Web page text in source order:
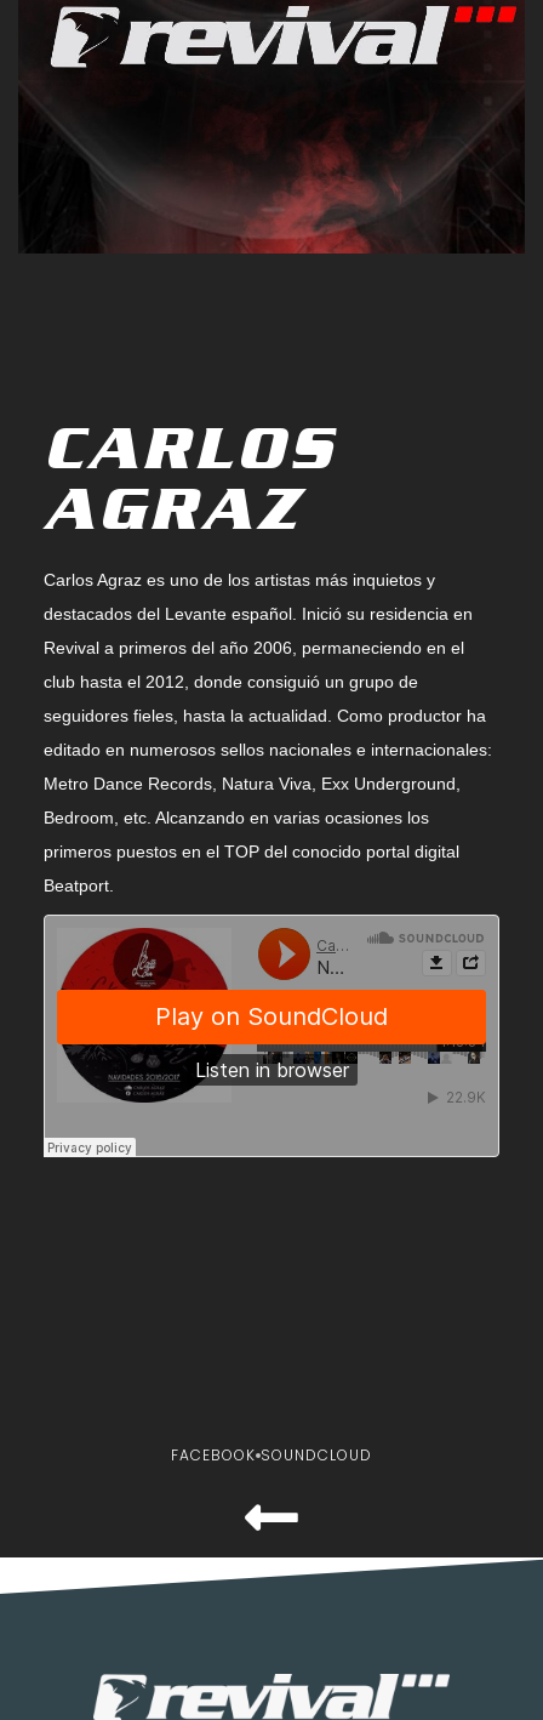
CARLOS
AGRAZ
Carlos Agraz es uno de los artistas más inquietos y
destacados del Levante español. Inició su residencia en
Revival a primeros del año 2006, permaneciendo en el
club hasta el 2012, donde consiguió un grupo de
seguidores fieles, hasta la actualidad. Como productor ha
editado en numerosos sellos nacionales e internacionales:
Metro Dance Records, Natura Viva, Exx Underground,
Bedroom, etc. Alcanzando en varias ocasiones los
primeros puestos en el TOP del conocido portal digital
Beatport.
FACEBOOK SOUNDCLOUD